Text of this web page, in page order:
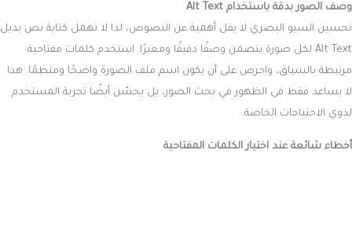
وصف الصور بدقة باستخدام Alt Text
تحسين السيو البصري لا يقل أهمية عن النصوص، لذا لا تهمل كتابة نص بديل
Alt Text لكل صورة يتضمن وصفًا دقيقًا ومعبرًا. استخدم كلمات مفتاحية
مرتبطة بالسياق، واحرص على أن يكون اسم ملف الصورة واضحًا ومنظمًا. هذا
لا يساعد فقط في الظهور في بحث الصور، بل يحسّن أيضًا تجربة المستخدم
لذوي الاحتياجات الخاصة.
أخطاء شائعة عند اختيار الكلمات المفتاحية